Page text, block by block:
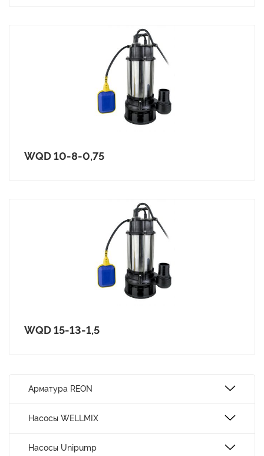
WQD 10-8-0,75
WQD 15-13-1,5
Арматура REON
Насосы WELLMIX
Насосы Unipump